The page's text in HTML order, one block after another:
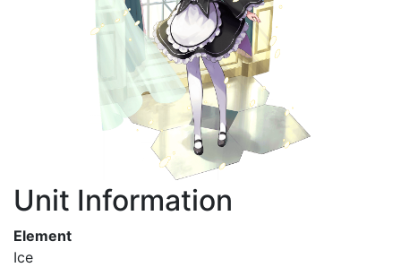
Unit Information
Element
Ice